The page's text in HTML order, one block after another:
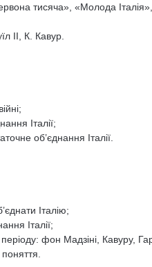
тисяча», «Молода Італія»,
II, К. Кавур.
Італії;
об’єднання Італії.
Італію;
Італії;
фон Мадзіні, Кавуру,